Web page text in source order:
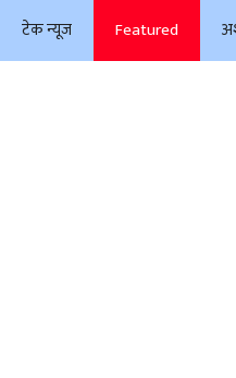
टेक न्यूज Featured